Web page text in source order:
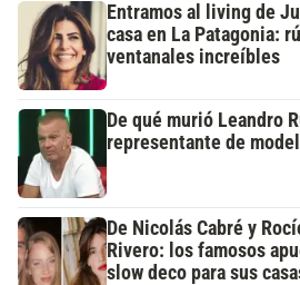
Entramos al living de
casa en La Patagonia:
ventanales increíbles
De qué murió Leandro
representante de
De Nicolás Cabré y
Rivero: los famosos
slow deco para sus